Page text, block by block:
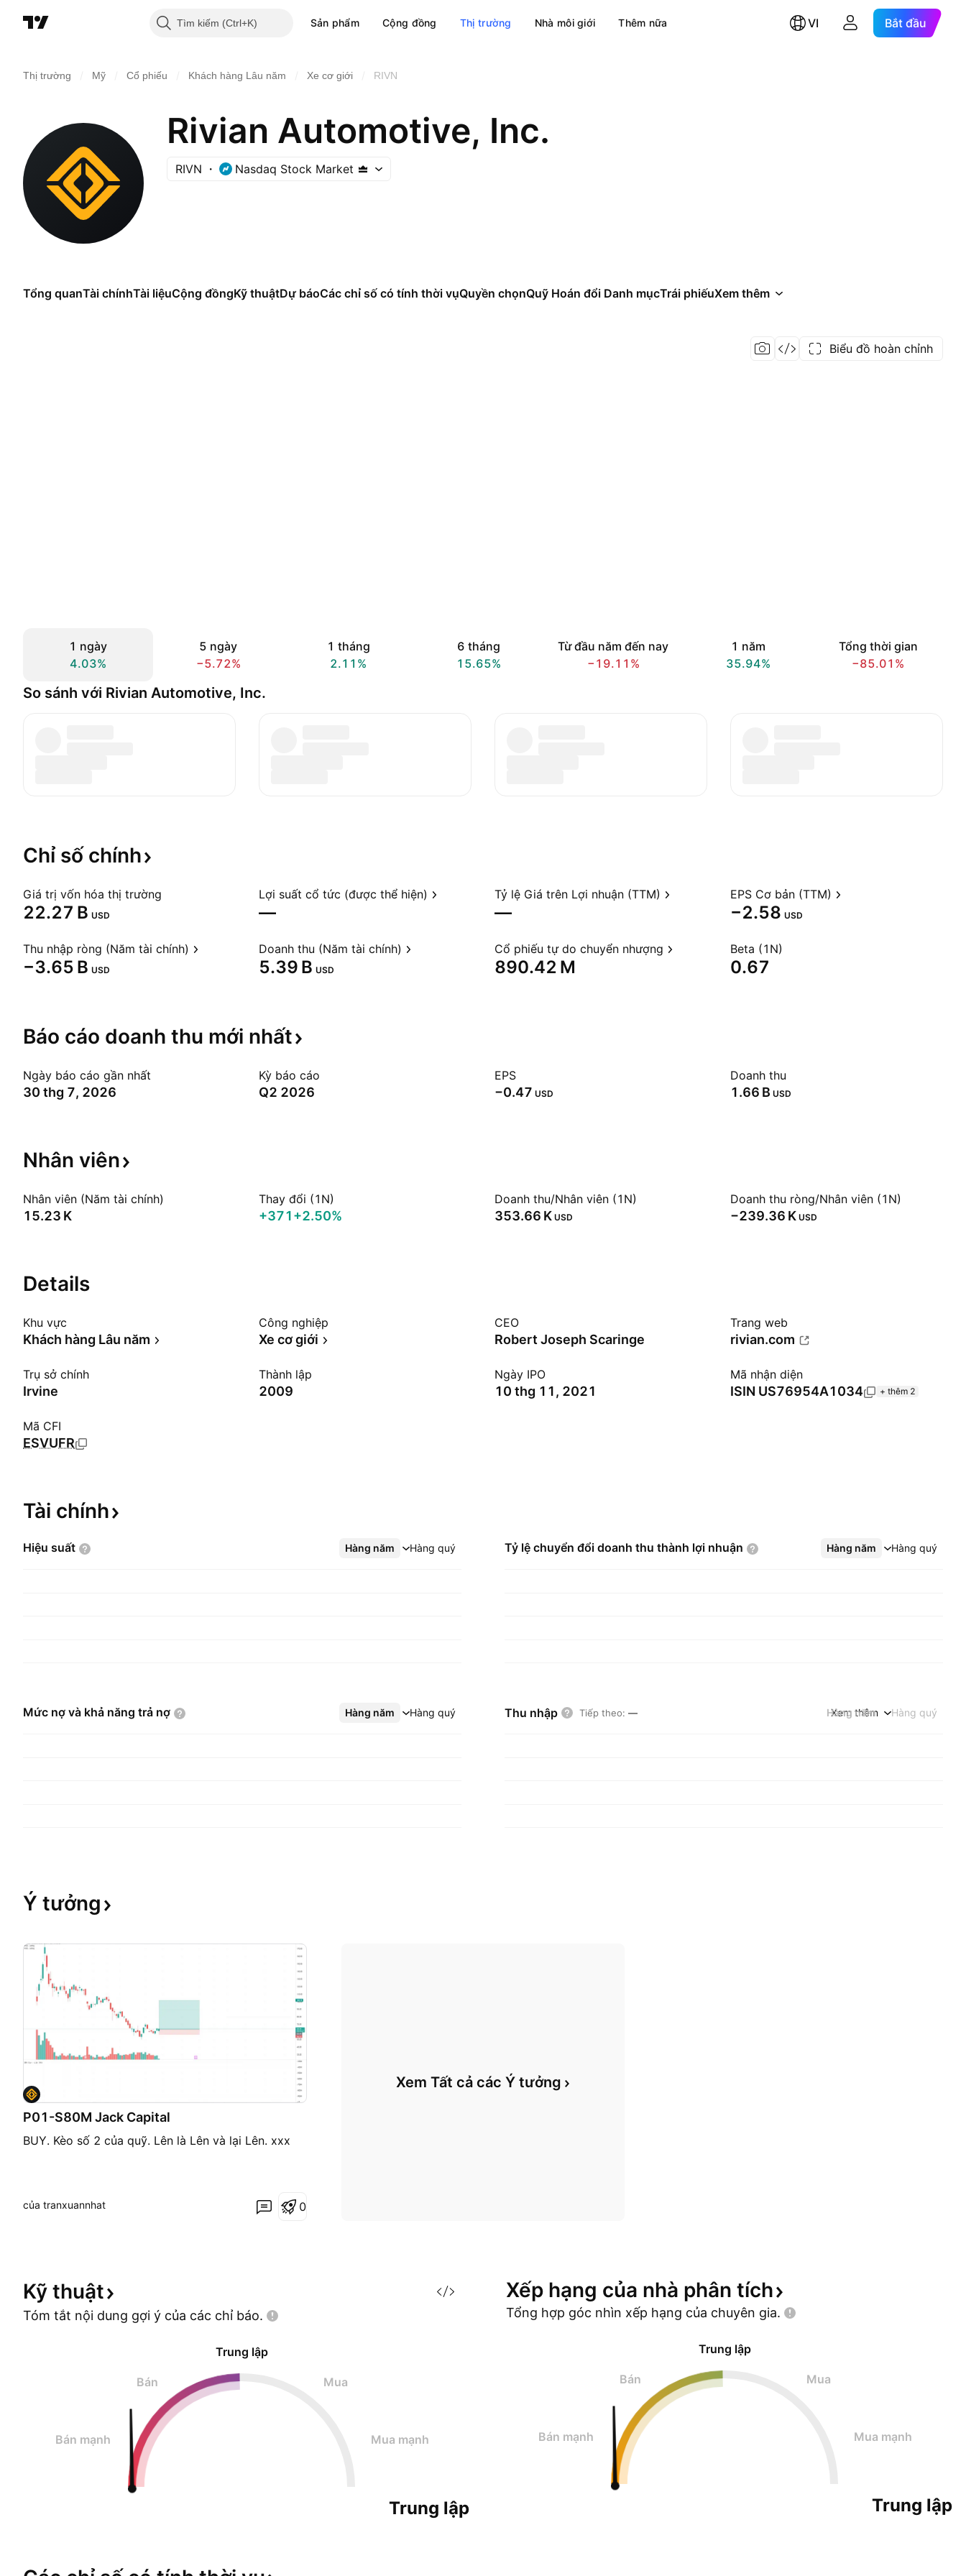
Tìm kiếm Sản phẩm Cộng đồng Thị trường Nhà môi giới Thêm nữa VI Bắt đầu
Thị trường Mỹ Cổ phiếu Khách hàng Lâu năm Xe cơ giới RIVN
Rivian Automotive, Inc.
RIVN Nasdaq Stock Market
Tổng quanTài chínhTài liệuCộng đồngKỹ thuậtDự báoCác chỉ số có tính thời vụQuyền chọnQuỹ Hoán đổi Danh mụcTrái phiếuXem thêm
Biểu đồ hoàn chỉnh
1 ngày
4.03%
5 ngày
−5.72%
1 tháng
2.11%
6 tháng
15.65%
Từ đầu năm đến nay
−19.11%
1 năm
35.94%
Tổng thời gian
−85.01%
So sánh với Rivian Automotive, Inc.
Chỉ số chính
Giá trị vốn hóa thị trường
‪22.27 B‬ USD
Lợi suất cổ tức (được thể hiện)
—
Tỷ lệ Giá trên Lợi nhuận (TTM)
—
EPS Cơ bản (TTM)
−2.58 USD
Thu nhập ròng (Năm tài chính)
‪−3.65 B‬ USD
Doanh thu (Năm tài chính)
‪5.39 B‬ USD
Cổ phiếu tự do chuyển nhượng
‪890.42 M‬
Beta (1N)
0.67
Báo cáo doanh thu mới nhất
Ngày báo cáo gần nhất
30 thg 7, 2026
Kỳ báo cáo
Q2 2026
EPS
−0.47 USD
Doanh thu
‪1.66 B‬ USD
Nhân viên
Nhân viên (Năm tài chính)
‪15.23 K‬
Thay đổi (1N)
+371+2.50%
Doanh thu/Nhân viên (1N)
‪353.66 K‬ USD
Doanh thu ròng/Nhân viên (1N)
‪−239.36 K‬ USD
Details
Khu vực
Khách hàng Lâu năm
Công nghiệp
Xe cơ giới
CEO
Robert Joseph Scaringe
Trang web
rivian.com
Trụ sở chính
Irvine
Thành lập
2009
Ngày IPO
10 thg 11, 2021
Mã nhận diện
ISIN US76954A1034 + thêm 2
Mã CFI
ESVUFR
Tài chính
Hiệu suất Hàng năm Hàng quý
Xem thêm Tỷ lệ chuyển đổi doanh thu thành lợi nhuận Hàng năm Hàng quý
Xem thêm
Mức nợ và khả năng trả nợ Hàng năm Hàng quý
Xem thêm Thu nhập Tiếp theo: — Hàng năm Hàng quý
Xem thêm
Ý tưởng
P01-S80M Jack Capital
BUY. Kèo số 2 của quỹ. Lên là Lên và lại Lên. xxx
của tranxuannhat 0
Xem Tất cả các Ý tưởng
Kỹ thuật
Tóm tắt nội dung gợi ý của các chỉ báo.
Trung lập
Bán Mua
Bán mạnh Mua mạnh
Trung lập
Xếp hạng của nhà phân tích
Tổng hợp góc nhìn xếp hạng của chuyên gia.
Trung lập
Bán Mua
Bán mạnh Mua mạnh
Trung lập